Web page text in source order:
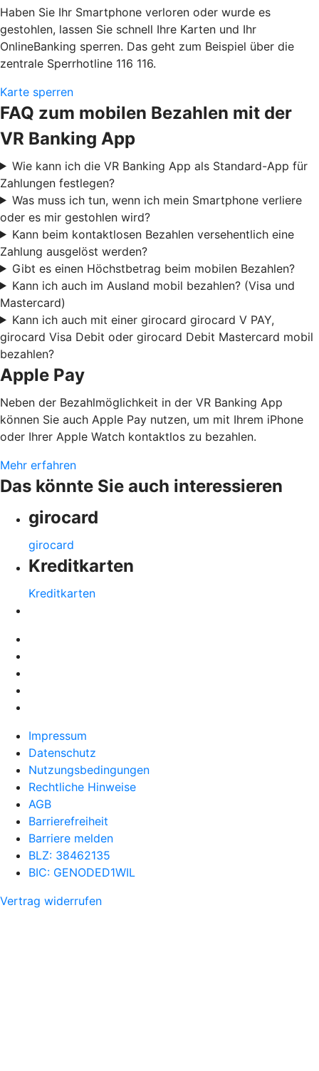
Haben Sie Ihr Smartphone verloren oder wurde es
gestohlen, lassen Sie schnell Ihre Karten und Ihr
OnlineBanking sperren. Das geht zum Beispiel über die
zentrale Sperrhotline 116 116.
Karte sperren
FAQ zum mobilen Bezahlen mit der
VR Banking App
Wie kann ich die VR Banking App als Standard-App für
Zahlungen festlegen?
Was muss ich tun, wenn ich mein Smartphone verliere
oder es mir gestohlen wird?
Kann beim kontaktlosen Bezahlen versehentlich eine
Zahlung ausgelöst werden?
Gibt es einen Höchstbetrag beim mobilen Bezahlen?
Kann ich auch im Ausland mobil bezahlen? (Visa und
Mastercard)
Kann ich auch mit einer girocard girocard V PAY,
girocard Visa Debit oder girocard Debit Mastercard mobil
bezahlen?
Apple Pay
Neben der Bezahlmöglichkeit in der VR Banking App
können Sie auch Apple Pay nutzen, um mit Ihrem iPhone
oder Ihrer Apple Watch kontaktlos zu bezahlen.
Mehr erfahren
Das könnte Sie auch interessieren
girocard
girocard
Kreditkarten
Kreditkarten
Impressum
Datenschutz
Nutzungsbedingungen
Rechtliche Hinweise
AGB
Barrierefreiheit
Barriere melden
BLZ: 38462135
BIC: GENODED1WIL
Vertrag widerrufen